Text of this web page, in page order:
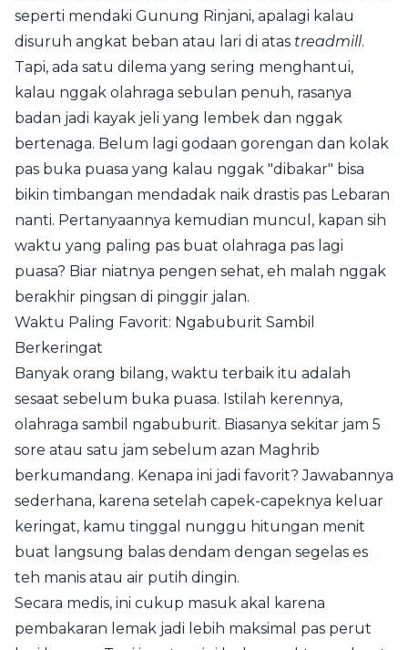
seperti mendaki Gunung Rinjani, apalagi kalau
disuruh angkat beban atau lari di atas treadmill.
Tapi, ada satu dilema yang sering menghantui,
kalau nggak olahraga sebulan penuh, rasanya
badan jadi kayak jeli yang lembek dan nggak
bertenaga. Belum lagi godaan gorengan dan kolak
pas buka puasa yang kalau nggak "dibakar" bisa
bikin timbangan mendadak naik drastis pas Lebaran
nanti. Pertanyaannya kemudian muncul, kapan sih
waktu yang paling pas buat olahraga pas lagi
puasa? Biar niatnya pengen sehat, eh malah nggak
berakhir pingsan di pinggir jalan.
Waktu Paling Favorit: Ngabuburit Sambil
Berkeringat
Banyak orang bilang, waktu terbaik itu adalah
sesaat sebelum buka puasa. Istilah kerennya,
olahraga sambil ngabuburit. Biasanya sekitar jam 5
sore atau satu jam sebelum azan Maghrib
berkumandang. Kenapa ini jadi favorit? Jawabannya
sederhana, karena setelah capek-capeknya keluar
keringat, kamu tinggal nunggu hitungan menit
buat langsung balas dendam dengan segelas es
teh manis atau air putih dingin.
Secara medis, ini cukup masuk akal karena
pembakaran lemak jadi lebih maksimal pas perut